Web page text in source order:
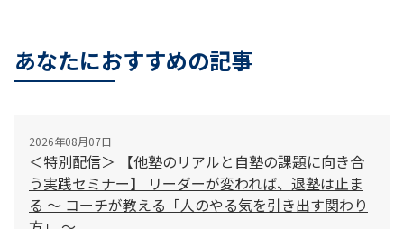
あなたにおすすめの記事
2026年08月07日
＜特別配信＞ 【他塾のリアルと自塾の課題に向き合
う実践セミナー】 リーダーが変われば、退塾は止ま
る 〜 コーチが教える「人のやる気を引き出す関わり